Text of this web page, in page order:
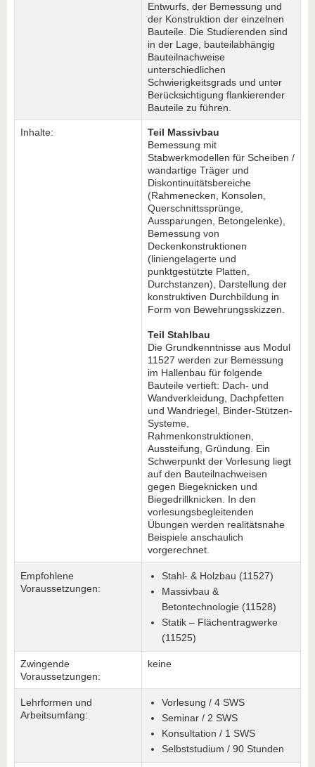
Entwurfs, der Bemessung und
der Konstruktion der einzelnen
Bauteile. Die Studierenden sind
in der Lage, bauteilabhängig
Bauteilnachweise
unterschiedlichen
Schwierigkeitsgrads und unter
Berücksichtigung flankierender
Bauteile zu führen.
Inhalte:
Teil Massivbau
Bemessung mit
Stabwerkmodellen für Scheiben /
wandartige Träger und
Diskontinuitätsbereiche
(Rahmenecken, Konsolen,
Querschnittssprünge,
Aussparungen, Betongelenke),
Bemessung von
Deckenkonstruktionen
(liniengelagerte und
punktgestützte Platten,
Durchstanzen), Darstellung der
konstruktiven Durchbildung in
Form von Bewehrungsskizzen.
Teil Stahlbau
Die Grundkenntnisse aus Modul
11527 werden zur Bemessung
im Hallenbau für folgende
Bauteile vertieft: Dach- und
Wandverkleidung, Dachpfetten
und Wandriegel, Binder-Stützen-
Systeme,
Rahmenkonstruktionen,
Aussteifung, Gründung. Ein
Schwerpunkt der Vorlesung liegt
auf den Bauteilnachweisen
gegen Biegeknicken und
Biegedrillknicken. In den
vorlesungsbegleitenden
Übungen werden realitätsnahe
Beispiele anschaulich
vorgerechnet.
Empfohlene
Voraussetzungen:
Stahl- & Holzbau (11527)
Massivbau &
Betontechnologie (11528)
Statik – Flächentragwerke
(11525)
Zwingende
Voraussetzungen:
keine
Lehrformen und
Arbeitsumfang:
Vorlesung / 4 SWS
Seminar / 2 SWS
Konsultation / 1 SWS
Selbststudium / 90 Stunden